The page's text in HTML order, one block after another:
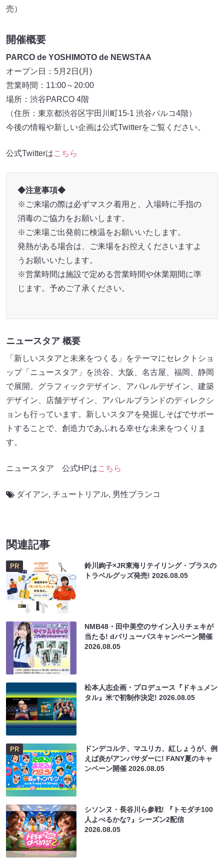
売）
開催概要
PARCO de YOSHIMOTO de NEWSTAA
オープン日：5月2日(月)
営業時間：11:00～20:00
場所：渋谷PARCO 4階
（住所：東京都渋谷区宇田川町15-1 渋谷パルコ4階）
今後の情報や新しい企画は公式Twitterをご覧ください。
公式Twitterはこちら
◆注意事項◆
※ご来場の際は必ずマスク着用と、入場時に手指の
消毒のご協力をお願いします。
※ご来場ご出発前に検温をお願いいたします。
発熱がある場合は、ご来場をお控えくださいますよ
うお願いいたします。
※営業時間は施設で定める営業時間や休業期間に準
じます。予めご了承ください。
ニュースタア 概要
「新しいスタアと未来をつくる」をテーマにセレクトショ
ップ「ニュースタア」を渋谷、大阪、名古屋、福岡、静岡
で展開。グラフィックデザイン、アパレルデザイン、建築
デザイン、店舗デザイン、アパレルブランドのディレクシ
ョンも行っています。新しいスタアを発掘しそばでサポー
トすることで、創造力であふれる幸せな未来をつくりま
す。
ニュースタア 公式HPはこちら
ダイアン, チュートリアル, 男性ブランコ
関連記事
PR
鈴川絢子×JR東海リテイリング・プラスの
トラベルグッズ発売!2026.08.05
NMB48・田中美空のサイン入りチェキが
当たる! dバリューパスキャンペーン開催
2026.08.05
松本人志企画・プロデュース『ドキュメン
タル』米で初制作決定!2026.08.05
PR
ドンデコルテ、マユリカ、紅しょうが、例
えば炎がアンバサダーに! FANY夏のキャ
ンペーン開催2026.08.05
シソンヌ・長谷川ら参戦! 『トモダチ100
人よべるかな?』シーズン2配信
2026.08.05